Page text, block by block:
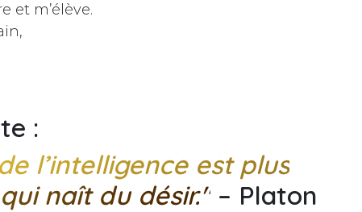
et m’élève.
:
l’intelligence est plus
naît du désir." – Platon